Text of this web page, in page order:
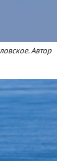
Автор